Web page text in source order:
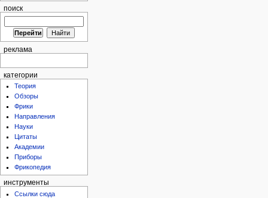
поиск
реклама
категории
Теория
Обзоры
Фрики
Направления
Науки
Цитаты
Академии
Приборы
Фрикопедия
инструменты
Ссылки сюда